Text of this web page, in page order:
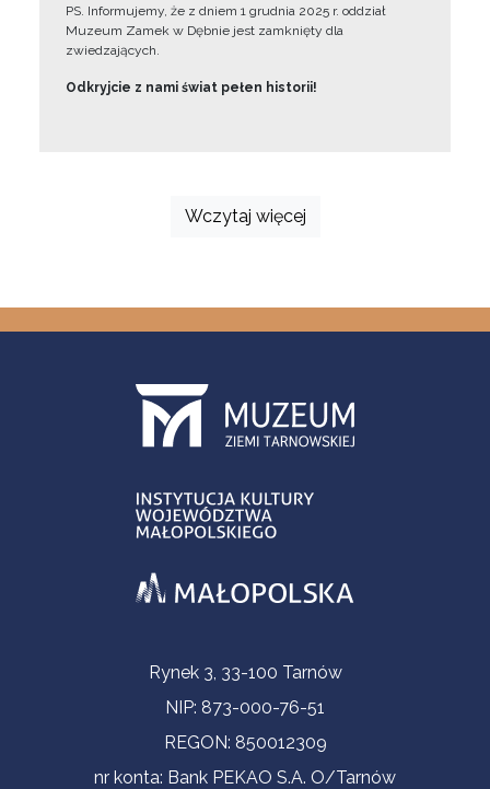
PS. Informujemy, że z dniem 1 grudnia 2025 r. oddział
Muzeum Zamek w Dębnie jest zamknięty dla
zwiedzających.
Odkryjcie z nami świat pełen historii!
Wczytaj więcej
Informacje kontaktoweRynek 3, 33-100 Tarnów
NIP: 873-000-76-51
REGON: 850012309
nr konta: Bank PEKAO S.A. O/Tarnów